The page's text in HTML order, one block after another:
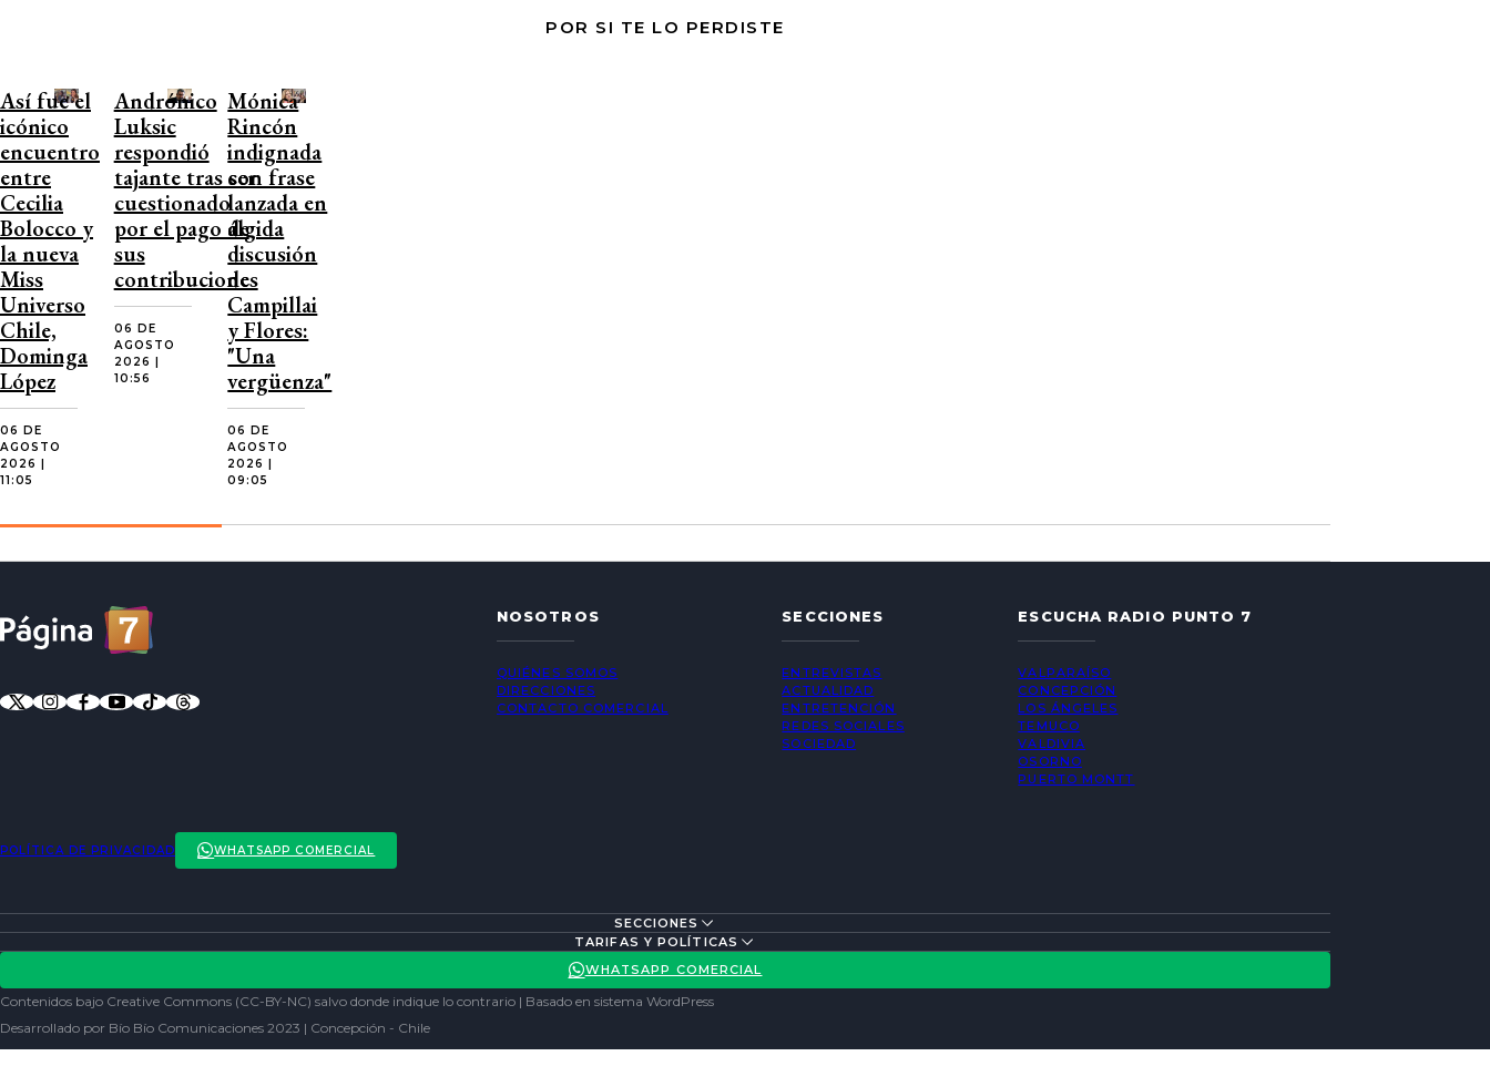
POR SI TE LO PERDISTE
Así fue el
icónico
encuentro
entre
Cecilia
Bolocco y
la nueva
Miss
Universo
Chile,
Dominga
López
06 DE
AGOSTO
2026 |
11:05
Andrónico
Luksic
respondió
tajante tras ser
cuestionado
por el pago de
sus
contribuciones
06 DE
AGOSTO
2026 |
10:56
Mónica
Rincón
indignada
con frase
lanzada en
álgida
discusión
de
Campillai
y Flores:
"Una
vergüenza"
06 DE
AGOSTO
2026 |
09:05
NOSOTROS
QUIÉNES SOMOS
DIRECCIONES
CONTACTO COMERCIAL
SECCIONES
ENTREVISTAS
ACTUALIDAD
ENTRETENCIÓN
REDES SOCIALES
SOCIEDAD
ESCUCHA RADIO PUNTO 7
VALPARAÍSO
CONCEPCIÓN
LOS ÁNGELES
TEMUCO
VALDIVIA
OSORNO
PUERTO MONTT
POLÍTICA DE PRIVACIDAD WHATSAPP COMERCIAL
SECCIONES
ACTUALIDAD
REDES SOCIALES
SOCIEDAD
TARIFAS Y POLÍTICAS
POLÍTICA DE PRIVACIDAD
WHATSAPP COMERCIAL
Contenidos bajo Creative Commons (CC-BY-NC) salvo donde indique lo contrario | Basado en sistema WordPress
Desarrollado por Bío Bío Comunicaciones 2023 | Concepción - Chile